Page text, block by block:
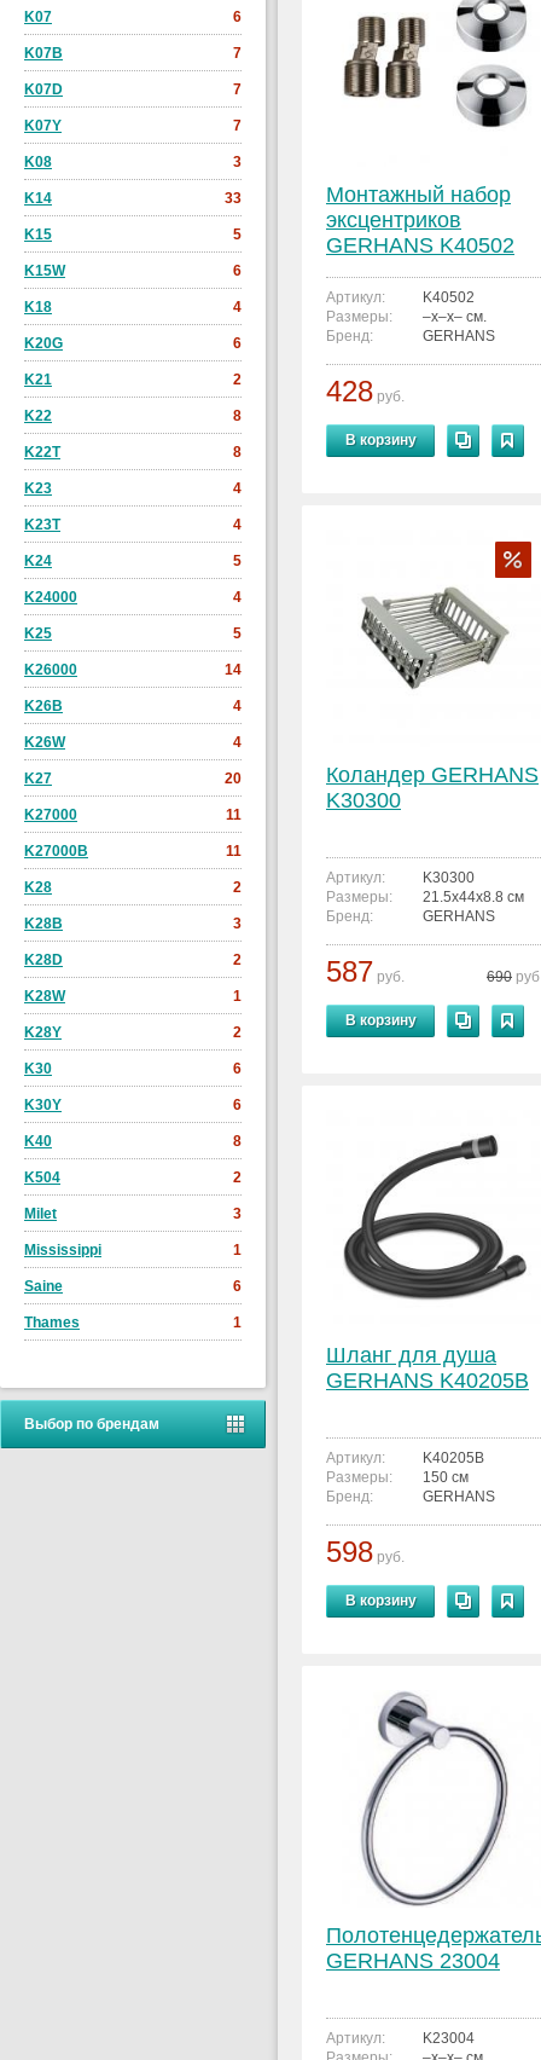
6
K07
7
K07B
7
K07D
7
K07Y
3
K08
33
K14
5
K15
6
K15W
4
K18
6
K20G
2
K21
8
K22
8
K22T
4
K23
4
K23T
5
K24
4
K24000
5
K25
14
K26000
4
K26B
4
K26W
20
K27
11
K27000
11
K27000B
2
K28
3
K28B
2
K28D
1
K28W
2
K28Y
6
K30
6
K30Y
8
K40
2
K504
3
Milet
1
Mississippi
6
Saine
1
Thames
Выбор по брендам
Монтажный набор
эксцентриков
GERHANS K40502
Артикул:
K40502
Размеры:
–x–x– см.
Бренд:
GERHANS
428 руб.
В корзину
Коландер GERHANS
K30300
Артикул:
K30300
Размеры:
21.5x44x8.8 см
Бренд:
GERHANS
587 руб. 690
В корзину
Шланг для душа
GERHANS K40205B
Артикул:
K40205B
Размеры:
150 см
Бренд:
GERHANS
598 руб.
В корзину
GERHANS 23004
Артикул:
K23004